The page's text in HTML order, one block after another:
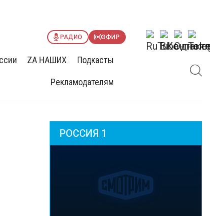
РАДИО ЭФИР
ZА НАШИХ Подкасты
Рекламодателям
РОССИЯ 1